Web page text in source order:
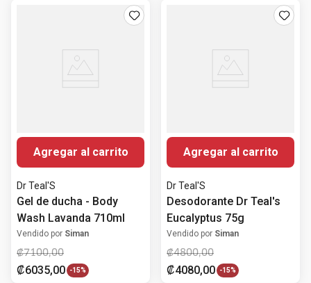
Agregar al carrito
Dr Teal'S
Gel de ducha - Body
Wash Lavanda 710ml
Vendido por Siman
₡7100,00
₡6035,00 -15%
Agregar al carrito
Dr Teal'S
Desodorante Dr Teal's
Eucalyptus 75g
Vendido por Siman
₡4800,00
₡4080,00 -15%